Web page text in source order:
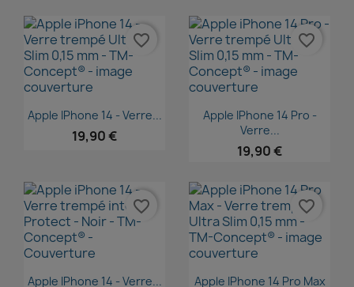
 Aperçu rapide
Apple IPhone 14 - Verre...
19,90 €
favorite_border
Aperçu rapide
Apple IPhone 14 Pro -
Verre...
19,90 €
favorite_border
 Aperçu rapide
Apple IPhone 14 - Verre...
favorite_border
 Aperçu rapide
Apple IPhone 14 Pro Max
favorite_border